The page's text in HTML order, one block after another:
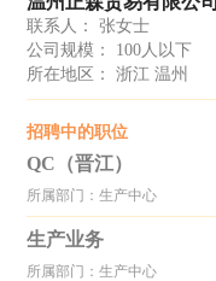
联系人： 张女士
公司规模： 100人以下
所在地区： 浙江 温州
招聘中的职位
QC（晋江）
所属部门：生产中心
生产业务
所属部门：生产中心